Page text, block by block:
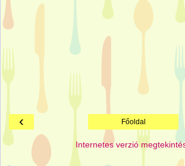
‹ Főoldal
Internetes verzió